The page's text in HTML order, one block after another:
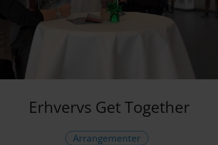
Erhvervs Get Together
Arrangementer